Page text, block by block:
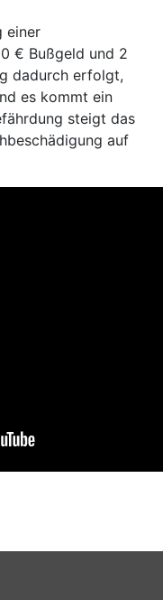
einer
€ Bußgeld und 2
dadurch erfolgt,
es kommt ein
steigt das
auf